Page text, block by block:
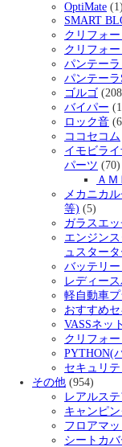
OptiMate (1)
SMART
クリフォー
クリフォ
パンテー
パンテーラ
ゴルゴ
バイパー
ロック音
ココセコム
イモビラ
パーツ (70)
Ａ
メカニカ
等) (5)
ガラスエ
エンジン
ュスタータ
バッテリ
レディー
軽自動車プ
おすすめ
VASSネッ
クリフォ
PYTHON(
セキュリテ
その他 (954)
レアルス
キャンピ
フロアマッ
シートカバ